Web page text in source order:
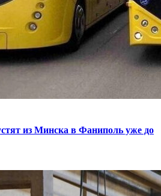
из Минска в Фаниполь уже до